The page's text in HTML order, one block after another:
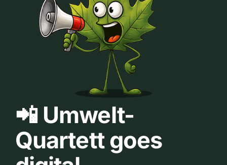
📲 Umwelt-
Quartett goes